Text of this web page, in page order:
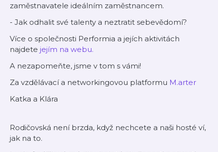
zaměstnavatele ideálním zaměstnancem.
- Jak odhalit své talenty a neztratit sebevědomí?
Více o společnosti Performia a jejích aktivitách
najdete jejím na webu.
A nezapomeňte, jsme v tom s vámi!
Za vzdělávací a networkingovou platformu M.arter
Katka a Klára
Rodičovská není brzda, když nechcete a naši hosté ví,
jak na to.